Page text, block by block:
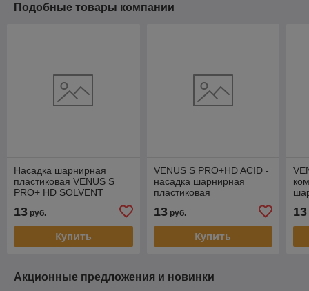
Подобные товары компании
Насадка шарнирная
пластиковая VENUS S
PRO+ HD SOLVENT
13 руб.
Купить
VENUS S PRO+HD ACID -
насадка шарнирная
пластиковая
13руб.
Купить
13
Акционные предложения и новинки